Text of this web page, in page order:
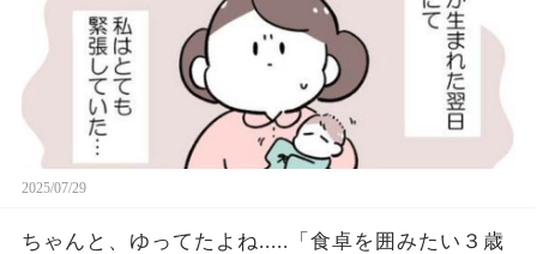
2025/07/29
ちゃんと、ゆってたよね.....「食卓を囲みたい３歳